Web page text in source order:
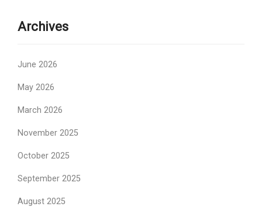
Archives
June 2026
May 2026
March 2026
November 2025
October 2025
September 2025
August 2025